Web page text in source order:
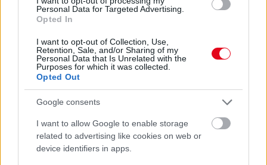
Personal Data for Targeted Advertising.
Opted In
I want to opt-out of Collection, Use,
Retention, Sale, and/or Sharing of my
Personal Data that Is Unrelated with the
Purposes for which it was collected.
Opted Out
Google consents
I want to allow Google to enable storage
related to advertising like cookies on web or
device identifiers in apps.
A takarítószakértők szerint ezt a dolgot soha ne tedd
a mosogatógépbe